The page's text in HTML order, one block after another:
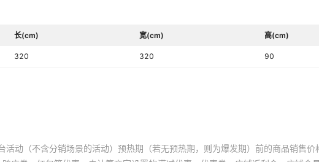
长(cm) 宽(cm) 高(cm)
320 320 90
活动（不含分销场景的活动）预热期（若无预热期，则为爆发期）前的商品销